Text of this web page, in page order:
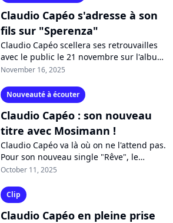
Claudio Capéo s'adresse à son
fils sur "Sperenza"
Claudio Capéo scellera ses retrouvailles
avec le public le 21 novembre sur l'album
"Nouveau souffle". Et le chanteur
November 16, 2025
Nouveauté à écouter
Claudio Capéo : son nouveau
titre avec Mosimann !
Claudio Capéo va là où on ne l'attend pas.
Pour son nouveau single "Rêve", le
chanteur fait appel à deux pointures :
October 11, 2025
Clip
Claudio Capéo en pleine prise